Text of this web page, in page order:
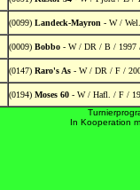
(0099) Landeck-Mayron - W /
(0009) Bobbo - W / DR / B / 1997
(0147) Raro's As - W / DR / F /
(0194) Moses 60 - W / Hafl. / F /
In Kooperation